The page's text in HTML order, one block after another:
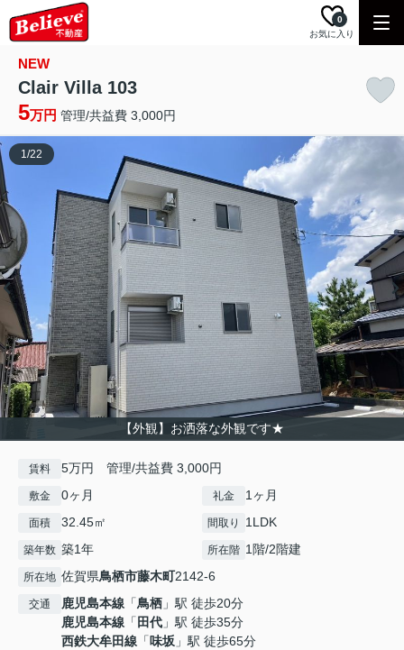
お気に入り
0
NEW
Clair Villa 103
5万円 管理/共益費 3,000円
【外観】お洒落な外観です★
1/22
賃料 5万円 管理/共益費 3,000円
敷金 0ヶ月 礼金 1ヶ月
面積 32.45㎡ 間取り 1LDK
築年数 築1年 所在階 1階/2階建
所在地 佐賀県鳥栖市藤木町2142-6
交通 鹿児島本線 「鳥栖 」駅 徒歩20分
鹿児島本線 「 田代 」駅 徒歩35分
西鉄大牟田線 「味坂 」駅 徒歩65分